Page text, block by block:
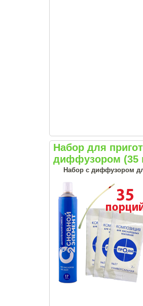
Набор для
диффузором (35
Набор с диффузором